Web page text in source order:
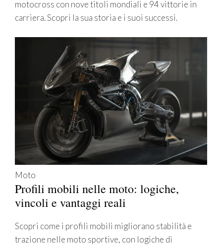
motocross con nove titoli mondiali e 94 vittorie in
carriera. Scopri la sua storia e i suoi successi.
Moto
Profili mobili nelle moto: logiche,
vincoli e vantaggi reali
Scopri come i profili mobili migliorano stabilità e
trazione nelle moto sportive, con logiche di